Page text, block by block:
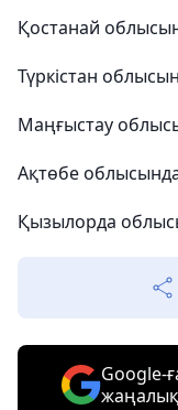
Қостанай
Түркістан
Маңғыстау
Ақтөбе
Қызылорда
Google-